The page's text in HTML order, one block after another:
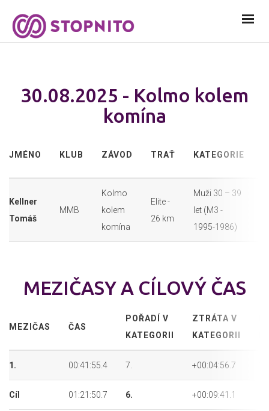
30.08.2025 - Kolmo kolem
komína
JMÉNO KLUB ZÁVOD TRAŤ KATEGORIE
Kellner
Tomáš
MMB
Kolmo
kolem
komína
Elite -
26 km
Muži 30 – 39
let (M3 -
1995-1986)
MEZIČASY A CÍLOVÝ ČAS
MEZIČAS ČAS
POŘADÍ V
KATEGORII
ZTRÁTA V
KATEGORII
1. 00:41:55.4 7. +00:04:56.7
Cíl 01:21:50.7 6. +00:09:41.1